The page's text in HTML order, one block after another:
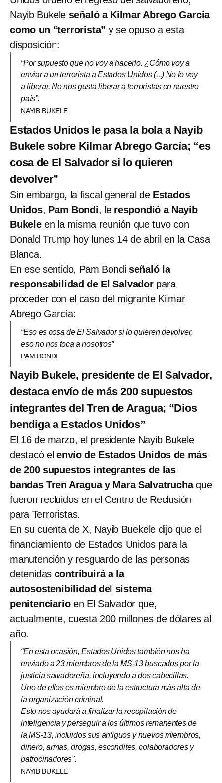
Nayib Bukele señaló a Kilmar Abrego Garcia
como un “terrorista” y se opuso a esta
disposición:
“Por supuesto que no voy a hacerlo. ¿Cómo voy a
enviar a un terrorista a Estados Unidos (...) No lo voy
a liberar. No nos gusta liberar a terroristas en nuestro
país”.
NAYIB BUKELE
Estados Unidos le pasa la bola a Nayib
Bukele sobre Kilmar Abrego García; “es
cosa de El Salvador si lo quieren
devolver”
Sin embargo, la fiscal general de Estados
Unidos, Pam Bondi, le respondió a Nayib
Bukeleen la misma reunión que tuvo con
Donald Trump hoy lunes 14 de abril en la Casa
Blanca.
En ese sentido, Pam Bondi señaló la
responsabilidad de El Salvador para
proceder con el caso del migrante Kilmar
Abrego García:
“Eso es cosa de El Salvador si lo quieren devolver,
eso no nos toca a nosotros”
PAM BONDI
Nayib Bukele, presidente de El Salvador,
destaca envío de más 200 supuestos
integrantes del Tren de Aragua; “Dios
bendiga a Estados Unidos”
El 16 de marzo, el presidente Nayib Bukele
destacó elenvío de Estados Unidos de más
de 200 supuestos integrantes de las
bandas Tren Aragua y Mara Salvatruchaque
fueron recluidos en el Centro de Reclusión
para Terroristas.
En su cuenta de X, Nayib Buekele dijo que el
financiamiento de Estados Unidos para la
manutención y resguardo de las personas
detenidas contribuirá a la
autosostenibilidad del sistema
penitenciarioen El Salvador que,
actualmente, cuesta 200 millones de dólares al
año.
“En esta ocasión, Estados Unidos también nos ha
enviado a 23 miembros de la MS-13 buscados por la
justicia salvadoreña, incluyendo a dos cabecillas.
Uno de ellos es miembro de la estructura más alta de
la organización criminal.
Esto nos ayudará a finalizar la recopilación de
inteligencia y perseguir a los últimos remanentes de
la MS-13, incluidos sus antiguos y nuevos miembros,
dinero, armas, drogas, escondites, colaboradores y
patrocinadores".
NAYIB BUKELE